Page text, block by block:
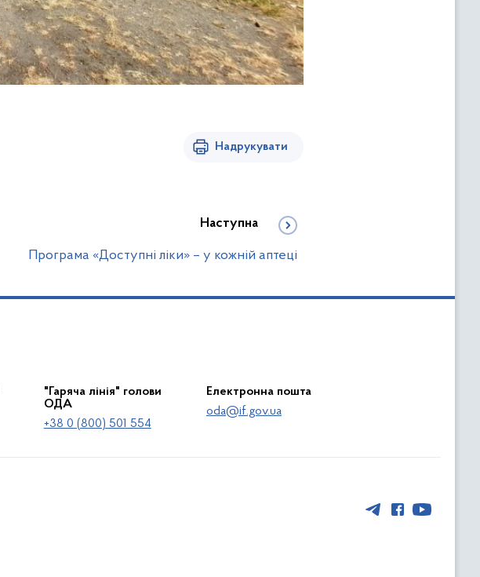
Надрукувати
Наступна
Програма «Доступні ліки» – у кожній аптеці
"Гаряча лінія" голови
ОДА
+38 0 (800) 501 554
Електронна пошта
oda@if.gov.ua